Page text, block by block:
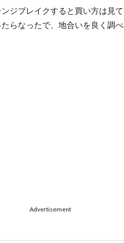
ジブレイクすると買い方は見
らなったで、地合いを良く調
Advertisement